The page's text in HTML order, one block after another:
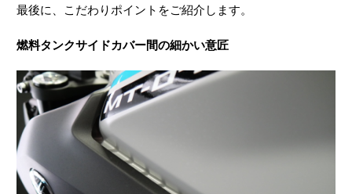
最後に、こだわりポイントをご紹介します。
燃料タンクサイドカバー間の細かい意匠